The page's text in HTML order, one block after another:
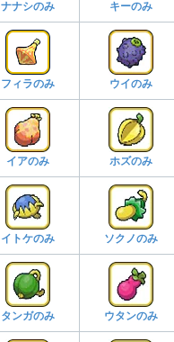
ナナシのみ キーのみ
フィラのみ ウイのみ
イアのみ ホズのみ
イトケのみ ソクノのみ
タンガのみ ウタンのみ